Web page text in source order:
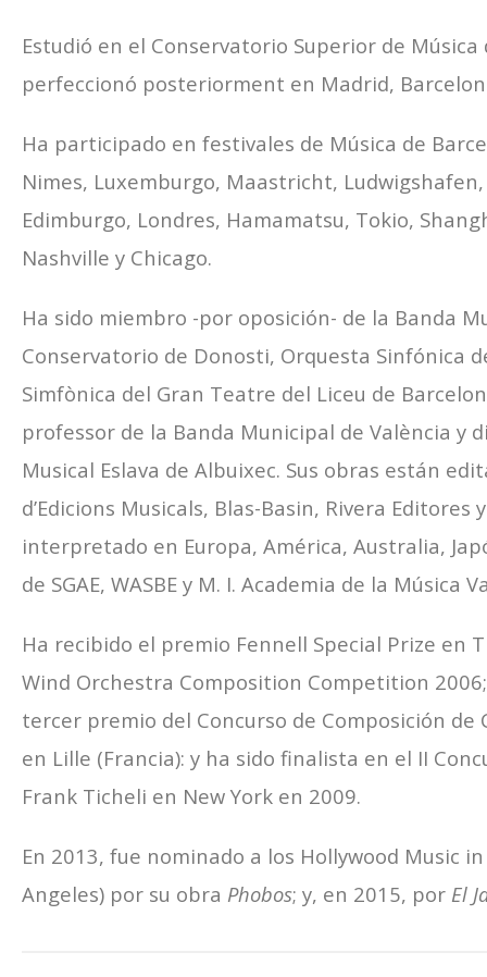
Estudió en el Conservatorio Superior de Música
perfeccionó posteriorment en Madrid,
Ha participado en festivales de Música de
Nimes, Luxemburgo, Maastricht,
Edimburgo, Londres, Hamamatsu, Tokio,
Nashville y Chicago.
Ha sido miembro -por oposición- de la Banda
Conservatorio de Donosti, Orquesta Sinfónica
Simfònica del Gran Teatre del Liceu de
professor de la Banda Municipal de València y
Musical Eslava de Albuixec. Sus obras están
d’Edicions Musicals, Blas-Basin, Rivera Editores
interpretado en Europa, América, Australia,
de SGAE, WASBE y M. I. Academia de la Música
Ha recibido el premio Fennell Special Prize en
Wind Orchestra Composition Competition 2006;
tercer premio del Concurso de Composición de
en Lille (Francia): y ha sido finalista en el II
Frank Ticheli en New York en 2009.
En 2013, fue nominado a los Hollywood Music
Angeles) por su obra Phobos; y, en 2015, por El